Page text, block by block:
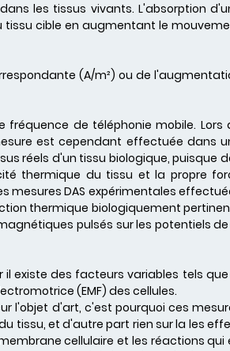
les tissus vivants. L'absorption
cible en augmentant le
(A/m²) ou de
de téléphonie mobile. Lors
est cependant effectuée dans
réels d'un tissu biologique, puisque
thermique du tissu et la propre
mesures DAS expérimentales
thermique biologiquement
pulsés sur les potentiels
il existe des facteurs variables tels
(EMF) des cellules.
l'objet d'art, c'est pourquoi ces
tissu, et d'autre part rien sur la les
cellulaire et les réactions qui